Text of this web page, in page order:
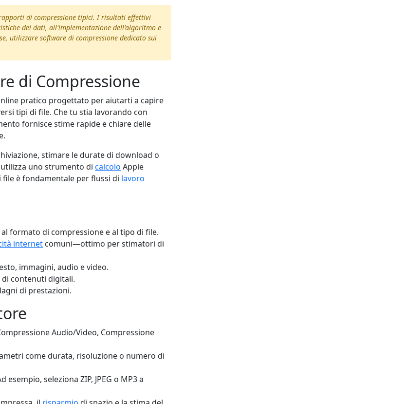
di compressione tipici. I risultati effettivi
dei dati, all'implementazione dell'algoritmo e
utilizzare software di compressione dedicato sui
di Compressione
pratico progettato per aiutarti a capire
tipi di file. Che tu stia lavorando con
fornisce stime rapide e chiare delle
stimare le durate di download o
uno strumento di calcolo Apple
è fondamentale per flussi di lavoro
formato di compressione e al tipo di file.
internet comuni—ottimo per stimatori di
immagini, audio e video.
contenuti digitali.
di prestazioni.
Audio/Video, Compressione
come durata, risoluzione o numero di
seleziona ZIP, JPEG o MP3 a